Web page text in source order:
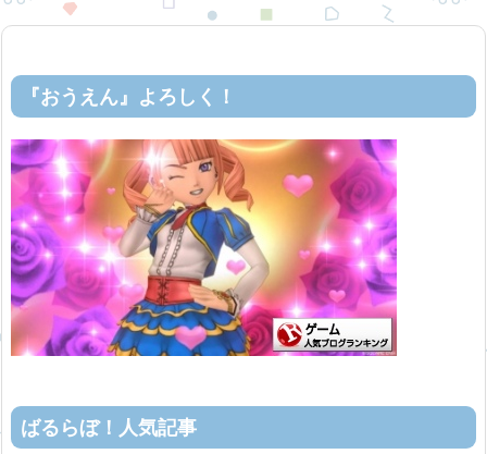
『おうえん』よろしく！
ばるらぼ！人気記事